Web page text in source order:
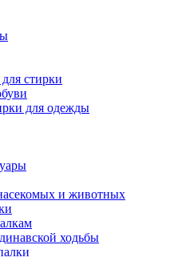
стирки
для одежды
и животных
ходьбы